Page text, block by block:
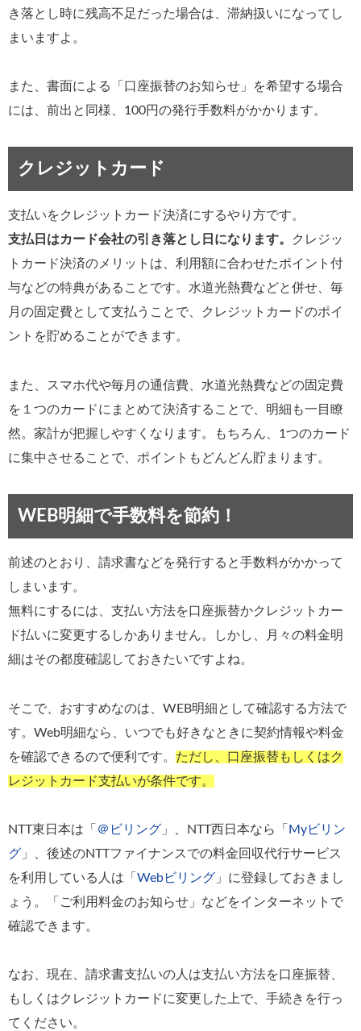
き落とし時に残高不足だった場合は、滞納扱いになってし
まいますよ。
また、書面による「口座振替のお知らせ」を希望する場合
には、前出と同様、100円の発行手数料がかかります。
クレジットカード
支払いをクレジットカード決済にするやり方です。
支払日はカード会社の引き落とし日になります。
クレジッ
トカード決済のメリットは、利用額に合わせたポイント付
与などの特典があることです。水道光熱費などと併せ、毎
月の固定費として支払うことで、クレジットカードのポイ
ントを貯めることができます。
また、スマホ代や毎月の通信費、水道光熱費などの固定費
を１つのカードにまとめて決済することで、明細も一目瞭
然。家計が把握しやすくなります。もちろん、1つのカード
に集中させることで、ポイントもどんどん貯まります。
WEB明細で手数料を節約！
前述のとおり、請求書などを発行すると手数料がかかって
しまいます。
無料にするには、支払い方法を口座振替かクレジットカー
ド払いに変更するしかありません。しかし、月々の料金明
細はその都度確認しておきたいですよね。
そこで、おすすめなのは、WEB明細として確認する方法で
す。Web明細なら、いつでも好きなときに契約情報や料金
を確認できるので便利です。 ただし、口座振替もしくはク
レジットカード支払いが条件です。
NTT東日本は「 ＠ビリング 」、NTT西日本なら「 Myビリン
グ 」、後述のNTTファイナンスでの料金回収代行サービス
を利用している人は「 Webビリング 」に登録しておきまし
ょう。「ご利用料金のお知らせ」などをインターネットで
確認できます。
なお、現在、請求書支払いの人は支払い方法を口座振替、
もしくはクレジットカードに変更した上で、手続きを行っ
てください。